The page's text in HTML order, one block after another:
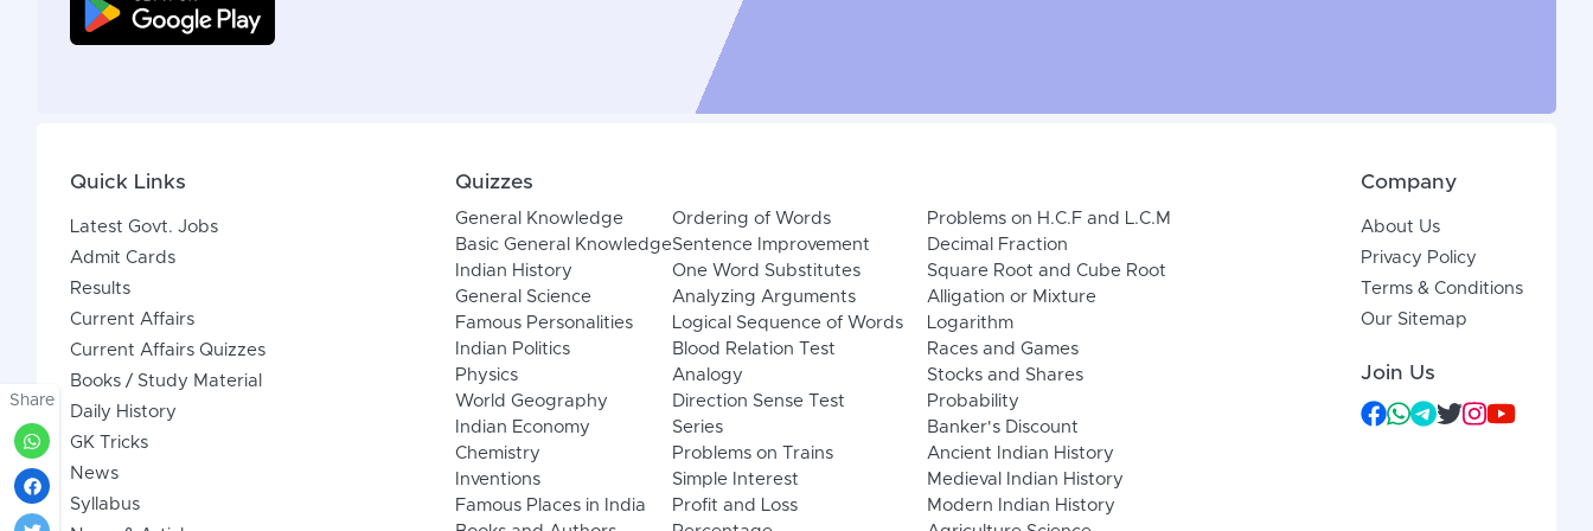
Share
Quick Links
Latest Govt. Jobs
Admit Cards
Results
Current Affairs
Current Affairs Quizzes
Books / Study Material
Daily History
GK Tricks
News
Syllabus
Quizzes
General Knowledge
Basic General Knowledge
Indian History
General Science
Famous Personalities
Indian Politics
Physics
World Geography
Indian Economy
Chemistry
Inventions
Famous Places in India
Ordering of Words
Sentence Improvement
One Word Substitutes
Analyzing Arguments
Logical Sequence of Words
Blood Relation Test
Analogy
Direction Sense Test
Series
Problems on Trains
Simple Interest
Profit and Loss
Problems on H.C.F and L.C.M
Decimal Fraction
Square Root and Cube Root
Alligation or Mixture
Logarithm
Races and Games
Stocks and Shares
Probability
Banker's Discount
Ancient Indian History
Medieval Indian History
Modern Indian History
Company
About Us
Privacy Policy
Terms & Conditions
Our Sitemap
Join Us